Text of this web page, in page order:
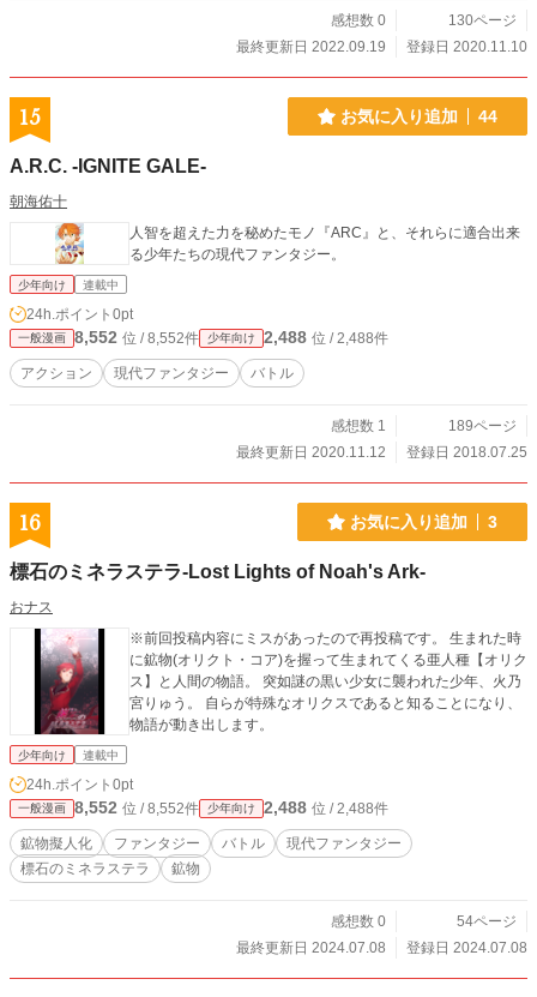
感想数 0
130ページ
最終更新日 2022.09.19
登録日 2020.11.10
15 お気に入り追加 44
A.R.C. -IGNITE GALE-
朝海佑十
人智を超えた力を秘めたモノ『ARC』と、それらに適合出来
る少年たちの現代ファンタジー。
少年向け 連載中
24h.ポイント 0pt
一般漫画 8,552 位 / 8,552件 少年向け 2,488 位 / 2,488件
アクション 現代ファンタジー バトル
感想数 1
189ページ
最終更新日 2020.11.12
登録日 2018.07.25
16 お気に入り追加 3
標石のミネラステラ-Lost Lights of Noah's Ark-
おナス
※前回投稿内容にミスがあったので再投稿です。 生まれた時
に鉱物(オリクト・コア)を握って生まれてくる亜人種【オリク
ス】と人間の物語。 突如謎の黒い少女に襲われた少年、火乃
宮りゅう。 自らが特殊なオリクスであると知ることになり、
物語が動き出します。
少年向け 連載中
24h.ポイント 0pt
一般漫画 8,552 位 / 8,552件 少年向け 2,488 位 / 2,488件
鉱物擬人化 ファンタジー バトル
現代ファンタジー
標石のミネラステラ
鉱物
感想数 0
54ページ
最終更新日 2024.07.08
登録日 2024.07.08